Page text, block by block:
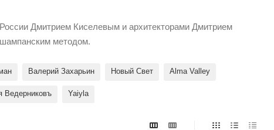
Дмитрием Киселевым и архитекторами Дмитрием
методом.
Валерий Захарьин Новый Свет Alma Valley
Ведерниковъ Yaiyla